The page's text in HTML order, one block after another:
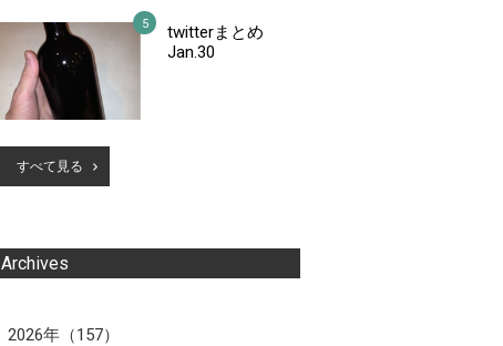
twitterまとめ
Jan.30
すべて見る
Archives
2026年（157）